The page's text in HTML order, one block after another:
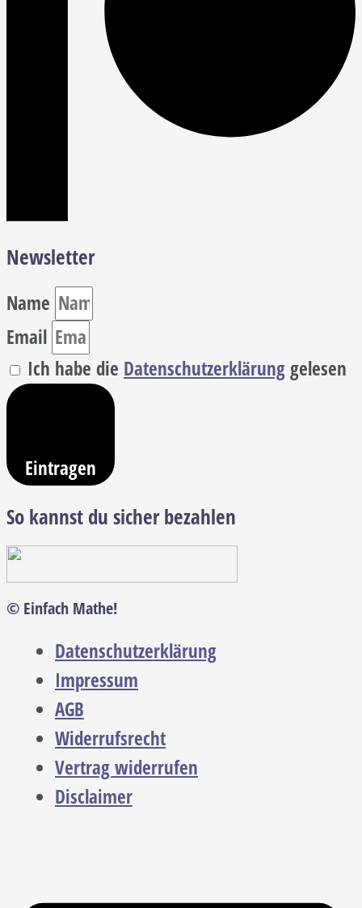
Newsletter
Name
Email
Ich habe die Datenschutzerklärunggelesen
Eintragen
So kannst du sicher bezahlen
© Einfach Mathe!
Datenschutzerklärung
Impressum
AGB
Widerrufsrecht
Vertrag widerrufen
Disclaimer